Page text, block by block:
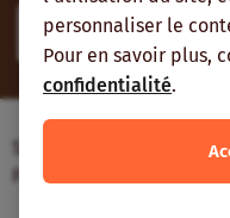
personnaliser le
Pour en savoir plus,
confidentialité.
Site web réalisé avec le
Française de